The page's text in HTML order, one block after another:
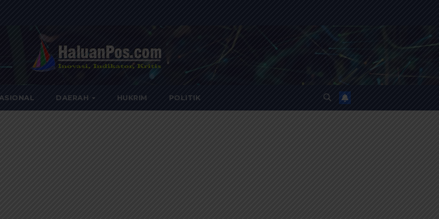
DAERAH HUKRIM POLITIK